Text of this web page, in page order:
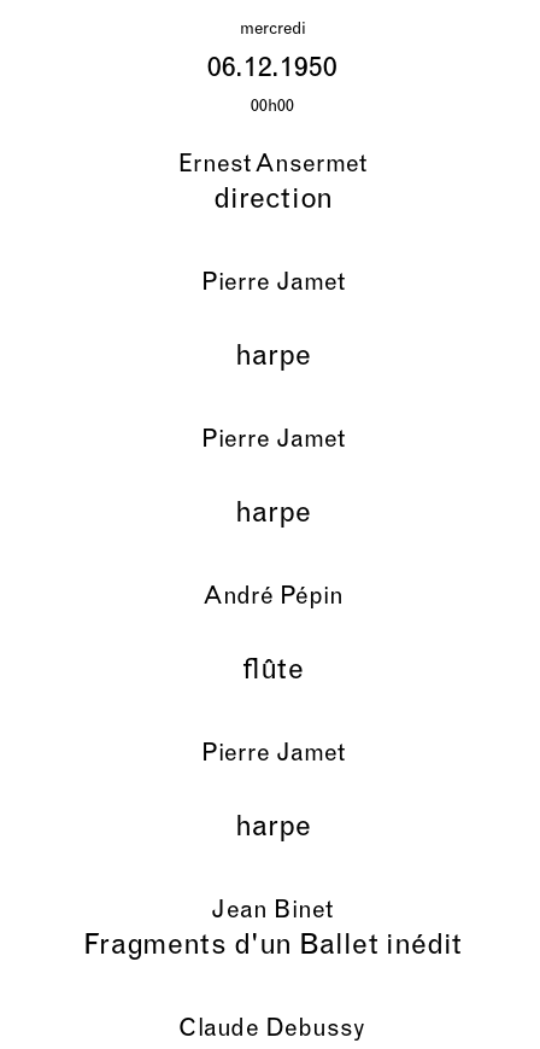
mercredi
06.12.1950
00h00
Ernest Ansermet
direction
Pierre Jamet
harpe
Pierre Jamet
harpe
André Pépin
flûte
Pierre Jamet
harpe
Jean Binet
Fragments d'un Ballet inédit
Claude Debussy